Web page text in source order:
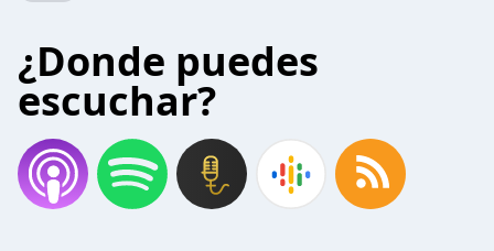
¿Donde puedes
escuchar?